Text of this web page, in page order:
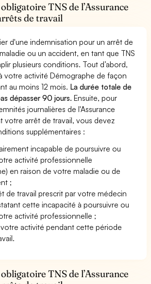
TNS de l’Assurance
de travail
d'une indemnisation pour un arrêt de
ou un accident, en tant que TNS
plusieurs conditions. Tout d’abord,
votre activité Démographe de façon
au moins 12 mois. La durée totale de
dépasser 90 jours. Ensuite, pour
journalières de l'Assurance
votre arrêt de travail, vous devez
supplémentaires :
incapable de poursuivre ou
activité professionnelle
en raison de votre maladie ou de
;
de travail prescrit par votre médecin
cette incapacité à poursuivre ou
activité professionnelle ;
activité pendant cette période
TNS de l’Assurance